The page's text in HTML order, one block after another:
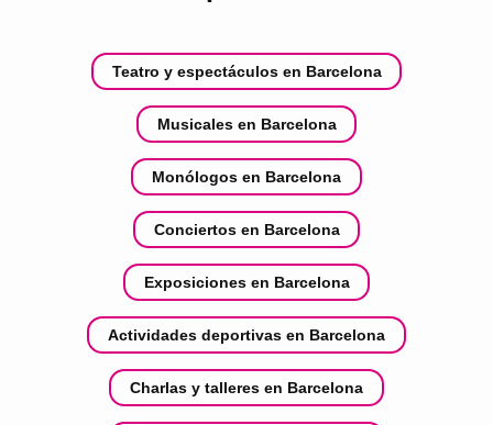
Teatro y espectáculos en Barcelona
Musicales en Barcelona
Monólogos en Barcelona
Conciertos en Barcelona
Exposiciones en Barcelona
Actividades deportivas en Barcelona
Charlas y talleres en Barcelona